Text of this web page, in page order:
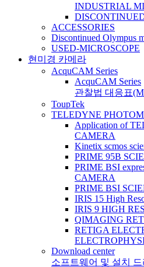
INDUSTRIAL
ACCESSORIES
Discontinued Olympus
USED-MICROSCOPE
현미경 카메라
AcquCAM Series
AcquCAM Series
관찰법 대응표
ToupTek
TELEDYNE
Application of
CAMERA
Kinetix scmos
PRIME 95B
PRIME BSI
CAMERA
PRIME BSI
IRIS 15 High
IRIS 9 HIGH
QIMAGING
RETIGA
Download center
소프트웨어 및 설치 드